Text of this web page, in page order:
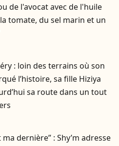
de l'avocat avec de l'huile
tomate, du sel marin et un
: loin des terrains où son
l’histoire, sa fille Hiziya
sa route dans un tout
dernière” : Shy’m adresse